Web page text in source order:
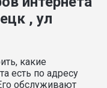
, ул
какие
есть по адресу
обслуживают